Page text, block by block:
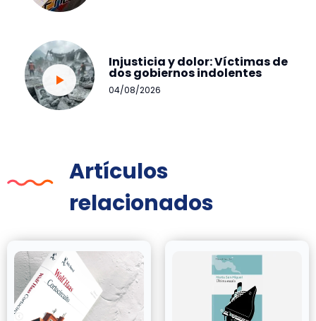
Injusticia y dolor: Víctimas de
dos gobiernos indolentes
04/08/2026
Artículos
relacionados